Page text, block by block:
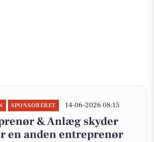
SPONSORERET 14-06-2026 08:15
& Anlæg skyder
en anden entreprenør